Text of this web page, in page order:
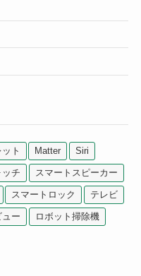
ト Matter Siri
チ スマートスピーカー
スマートロック テレビ
ュー ロボット掃除機